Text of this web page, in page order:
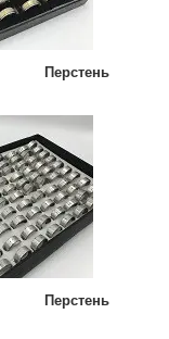
Перстень
Перстень